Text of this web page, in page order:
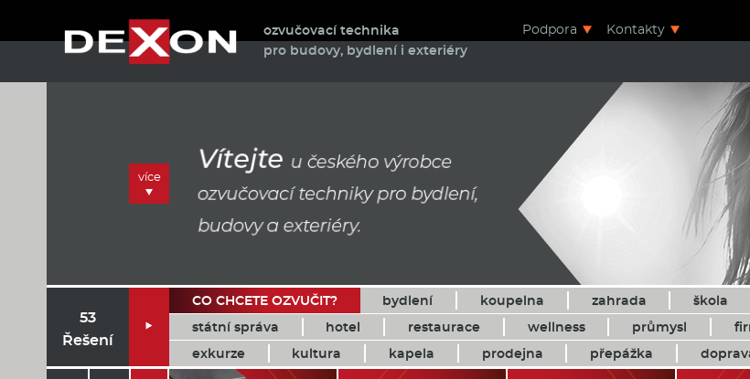
ozvučovací technika
pro budovy, bydlení i exteriéry
Podpora Kontakty
více
53
Řešení

CO CHCETE OZVUČIT? bydlení koupelna zahrada škola
státní správa
hotel restaurace wellness průmysl
exkurze
kultura kapela prodejna přepážka